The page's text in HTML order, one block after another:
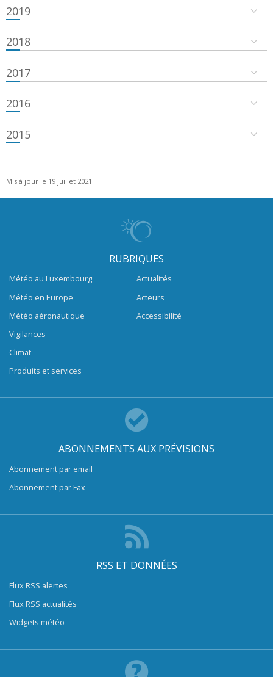
2019
2018
2017
2016
2015
Mis à jour le 19 juillet 2021
RUBRIQUES
Météo au Luxembourg
Météo en Europe
Météo aéronautique
Vigilances
Climat
Produits et services
Actualités
Acteurs
Accessibilité
ABONNEMENTS AUX PRÉVISIONS
Abonnement par email
Abonnement par Fax
RSS ET DONNÉES
Flux RSS alertes
Flux RSS actualités
Widgets météo